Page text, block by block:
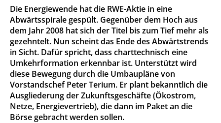
Die Energiewende hat die RWE-Aktie in eine
Abwärtsspirale gespült. Gegenüber dem Hoch aus
dem Jahr 2008 hat sich der Titel bis zum Tief mehr als
gezehntelt. Nun scheint das Ende des Abwärtstrends
in Sicht. Dafür spricht, dass charttechnisch eine
Umkehrformation erkennbar ist. Unterstützt wird
diese Bewegung durch die Umbaupläne von
Vorstandschef Peter Terium. Er plant bekanntlich die
Ausgliederung der Zukunftsgeschäfte (Ökostrom,
Netze, Energievertrieb), die dann im Paket an die
Börse gebracht werden sollen.